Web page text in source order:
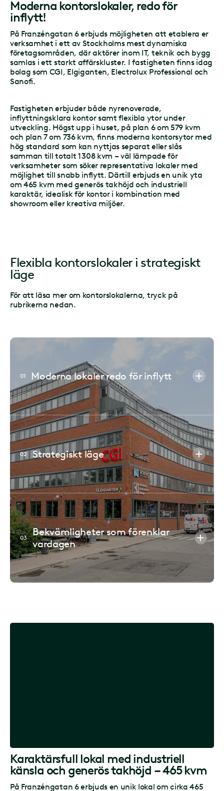
Moderna kontorslokaler, redo för
inflytt!
På Franzéngatan 6 erbjuds möjligheten att etablera er
verksamhet i ett av Stockholms mest dynamiska
företagsområden, där aktörer inom IT, teknik och bygg
samlas i ett starkt affärskluster. I fastigheten finns idag
bolag som CGI, Elgiganten, Electrolux Professional och
Sanofi.
Fastigheten erbjuder både nyrenoverade,
inflyttningsklara kontor samt flexibla ytor under
utveckling. Högst upp i huset, på plan 6 om 579 kvm
och plan 7 om 736 kvm, finns moderna kontorsytor med
hög standard som kan nyttjas separat eller slås
samman till totalt 1 308 kvm – väl lämpade för
verksamheter som söker representativa lokaler med
möjlighet till snabb inflytt. Därtill erbjuds en unik yta
om 465 kvm med generös takhöjd och industriell
karaktär, idealisk för kontor i kombination med
showroom eller kreativa miljöer.
Flexibla kontorslokaler i strategiskt
läge
För att läsa mer om kontorslokalerna, tryck på
rubrikerna nedan.
01 Moderna lokaler redo för inflytt
02 Strategiskt läge
03
Bekvämligheter som förenklar
vardagen
Karaktärsfull lokal med industriell
känsla och generös takhöjd – 465 kvm
På Franzéngatan 6 erbjuds en unik lokal om cirka 465